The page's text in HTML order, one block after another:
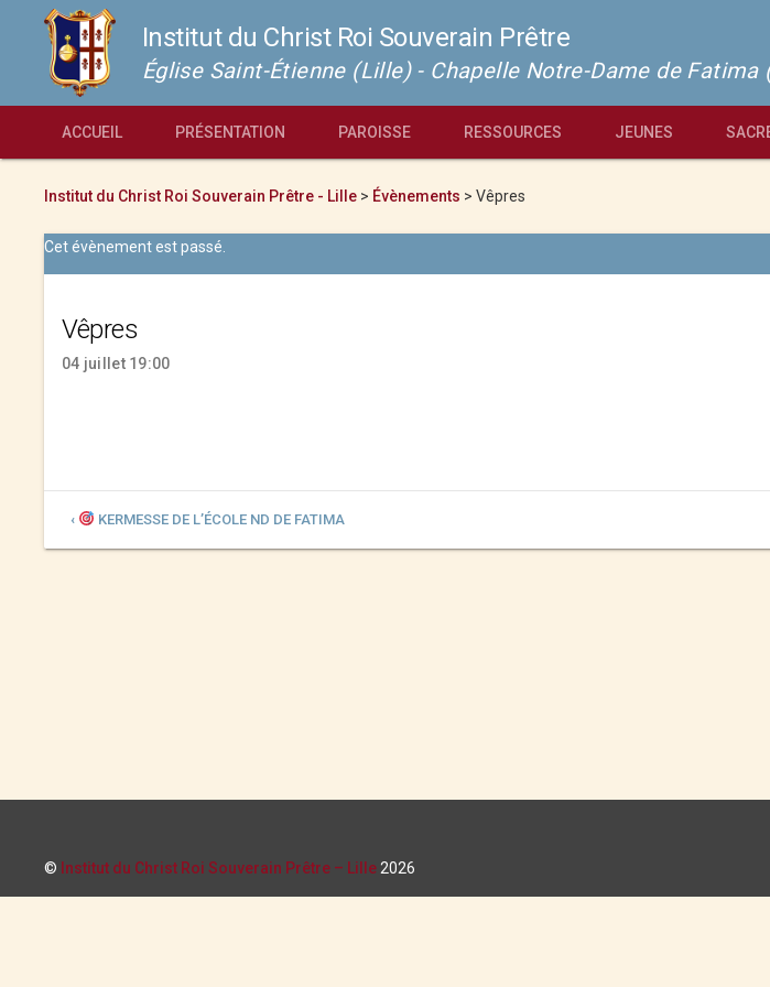
Institut du Christ Roi Souverain Prêtre
Église Saint-Étienne (Lille) - Chapelle Notre-Dame de
ACCUEIL PRÉSENTATION PAROISSE RESSOURCES JEUNES
Institut du Christ Roi Souverain Prêtre - Lille > Évènements > Vêpres
Cet évènement est passé.
Vêpres
04 juillet 19:00
‹ KERMESSE DE L’ÉCOLE ND DE FATIMA
© Institut du Christ Roi Souverain Prêtre – Lille 2026